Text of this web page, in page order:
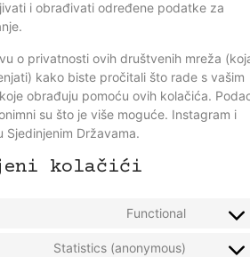
i obrađivati određene podatke za
o privatnosti ovih društvenih mreža
kako biste pročitali što rade s vašim
obrađuju pomoću ovih kolačića.
su što je više moguće. Instagram i
Sjedinjenim Državama.
kolačići
Functional
Statistics (anonymous)